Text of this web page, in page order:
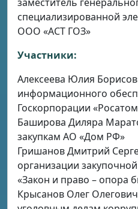
специализированной
ООО «АСТ ГОЗ»
Участники:
Алексеева Юлия
информационного
Госкорпорации
Баширова Диляра
закупкам АО «Дом РФ»
Гришанов Дмитрий
организации
«Закон и право – опора
Крысанов Олег